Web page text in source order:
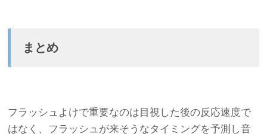
まとめ
フラッシュよけで重要なのは目視した後の反応速度で
はなく、フラッシュが来そうなタイミングを予測し音